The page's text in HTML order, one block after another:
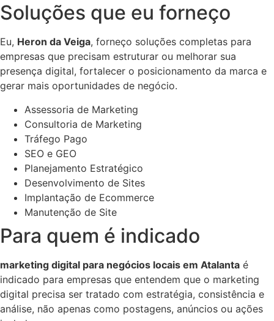
Soluções que eu forneço
Eu, Heron da Veiga, forneço soluções completas para
empresas que precisam estruturar ou melhorar sua
presença digital, fortalecer o posicionamento da marca e
gerar mais oportunidades de negócio.
Assessoria de Marketing
Consultoria de Marketing
Tráfego Pago
SEO e GEO
Planejamento Estratégico
Desenvolvimento de Sites
Implantação de Ecommerce
Manutenção de Site
Para quem é indicado
marketing digital para negócios locais em Atalanta é
indicado para empresas que entendem que o marketing
digital precisa ser tratado com estratégia, consistência e
análise, não apenas como postagens, anúncios ou ações